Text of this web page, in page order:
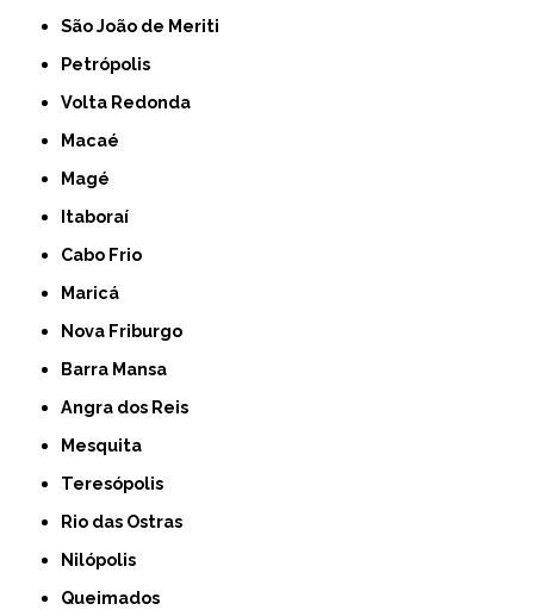
São João de Meriti
Petrópolis
Volta Redonda
Macaé
Magé
Itaboraí
Cabo Frio
Maricá
Nova Friburgo
Barra Mansa
Angra dos Reis
Mesquita
Teresópolis
Rio das Ostras
Nilópolis
Queimados